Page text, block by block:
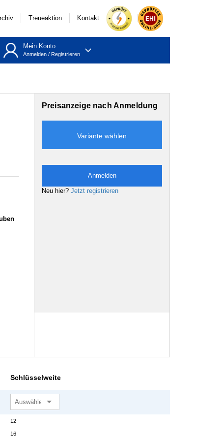
Treueaktion Kontakt
Mein Konto
Anmelden / Registrieren
Preisanzeige nach Anmeldung
Variante wählen
Anmelden
Neu hier? Jetzt registrieren
Schlüsselweite
12
16